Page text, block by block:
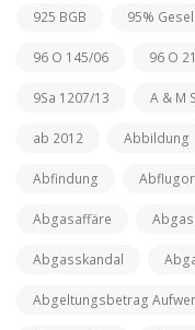
925 BGB 95%
96 O 145/06 96 O
9Sa 1207/13 A & M
ab 2012 Abbildung
Abfindung
Abgasaffäre
Abgasskandal
Abgeltungsbetrag